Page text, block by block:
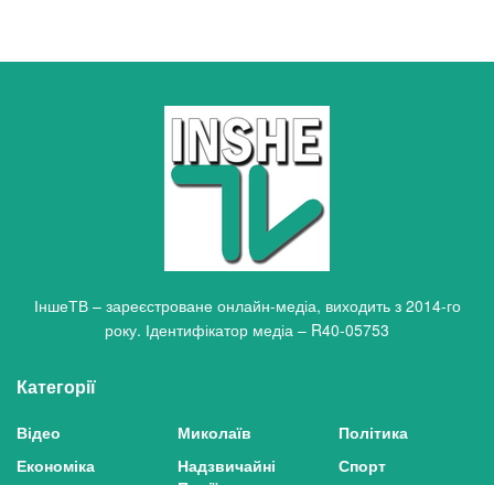
ІншеТВ – зареєстроване онлайн-медіа, виходить з 2014-го
року. Ідентифікатор медіа – R40-05753
Категорії
Відео
Економіка
Миколаїв
Надзвичайні
Політика
Спорт